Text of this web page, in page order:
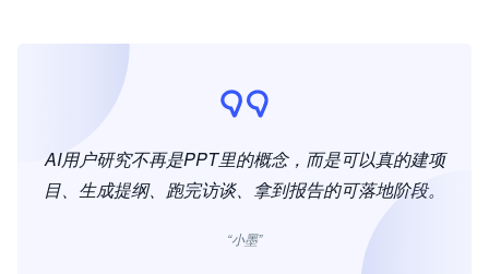
AI用户研究不再是PPT里的概念，而是可以真的建项
目、生成提纲、跑完访谈、拿到报告的可落地阶段。
“小墨”